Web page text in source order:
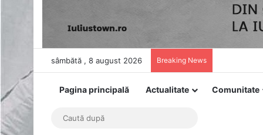
sâmbătă , 8 august 2026 Breaking News
Pagina principală Actualitate Comunitate